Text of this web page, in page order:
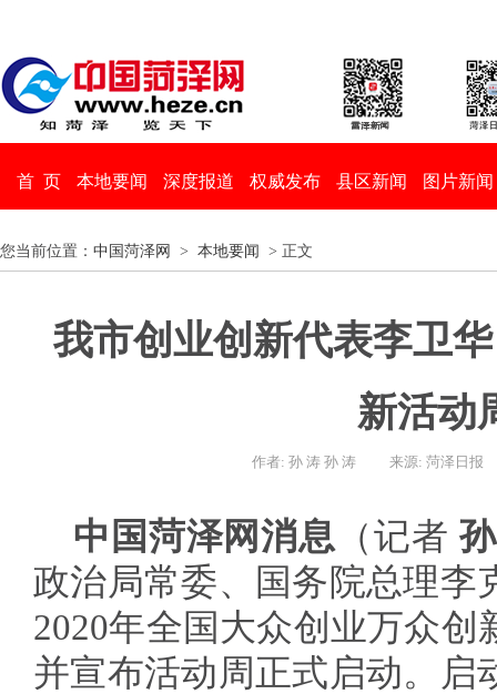
首 页 本地要闻 深度报道 权威发布 县区新闻 图片新闻
您当前位置： 中国菏泽网 > 本地要闻 > 正文
我市创业创新代表李卫
新活动
作者: 孙 涛 孙 涛 来源: 菏泽日报
中国菏泽网消息 （记者
政治局常委、国务院总理李
2020年全国大众创业万众
并宣布活动周正式启动。启